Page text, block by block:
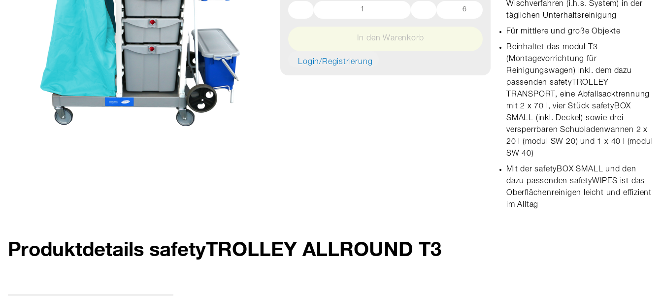
6
In den Warenkorb
Login/Registrierung
Wischverfahren (i.h.s. System) in der
täglichen Unterhaltsreinigung
Für mittlere und große Objekte
Beinhaltet das modul T3
(Montagevorrichtung für
Reinigungswagen) inkl. dem dazu
passenden safetyTROLLEY
TRANSPORT, eine Abfallsacktrennung
mit 2 x 70 l, vier Stück safetyBOX
SMALL (inkl. Deckel) sowie drei
versperrbaren Schubladenwannen 2 x
20 l (modul SW 20) und 1 x 40 l (modul
SW 40)
Mit der safetyBOX SMALL und den
dazu passenden safetyWIPES ist das
Oberflächenreinigen leicht und effizient
im Alltag
Produktdetails safetyTROLLEY ALLROUND T3